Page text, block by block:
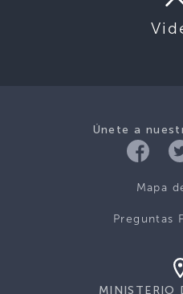
Únete a
Mapa
Preguntas
MINISTERIO